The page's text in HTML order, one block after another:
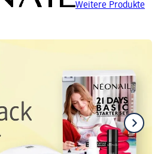
Weitere Produkte